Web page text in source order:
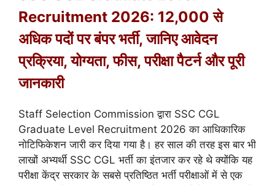
Recruitment 2026: 12,000 से
अधिक पदों पर बंपर भर्ती, जानिए आवेदन
प्रक्रिया, योग्यता, फीस, परीक्षा पैटर्न और पूरी
जानकारी
Staff Selection Commission द्वारा SSC CGL
Graduate Level Recruitment 2026 का आधिकारिक
नोटिफिकेशन जारी कर दिया गया है। हर साल की तरह इस बार भी
लाखों अभ्यर्थी SSC CGL भर्ती का इंतजार कर रहे थे क्योंकि यह
परीक्षा केंद्र सरकार के सबसे प्रतिष्ठित भर्ती परीक्षाओं में से एक